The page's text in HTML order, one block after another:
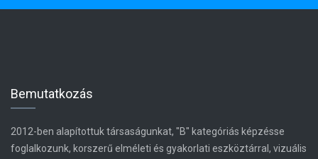
Bemutatkozás
2012-ben alapítottuk társaságunkat, "B" kategóriás képzésse
foglalkozunk, korszerű elméleti és gyakorlati eszköztárral, vizuális